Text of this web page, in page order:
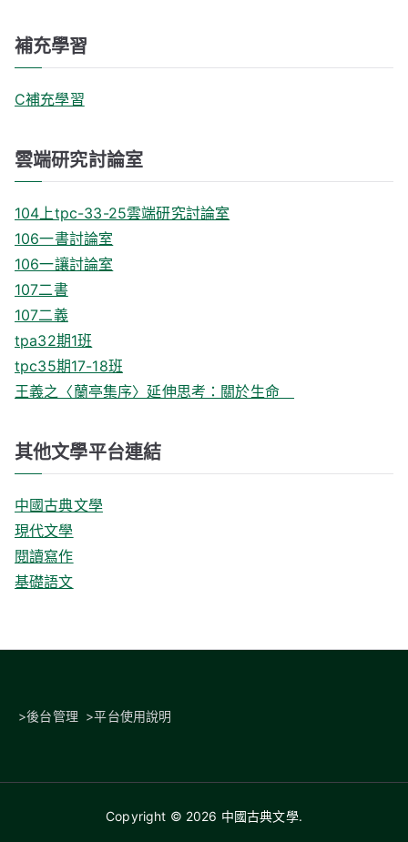
補充學習
C補充學習
雲端研究討論室
104上tpc-33-25雲端研究討論室
106一書討論室
106一讓討論室
107二書
107二義
tpa32期1班
tpc35期17-18班
王義之〈蘭亭集序〉延伸思考：關於生命
其他文學平台連結
中國古典文學
現代文學
閱讀寫作
基礎語文
>後台管理 >平台使用說明
Copyright © 2026 中國古典文學.